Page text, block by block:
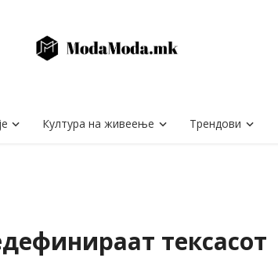
Култура на живеење Трендови
тексасот